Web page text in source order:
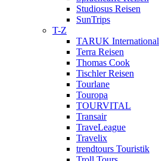
Studiosus Reisen
SunTrips
T-Z
TARUK International
Terra Reisen
Thomas Cook
Tischler Reisen
Tourlane
Touropa
TOURVITAL
Transair
TraveLeague
Travelix
trendtours Touristik